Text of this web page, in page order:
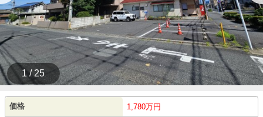
1 / 25
価格 1,780万円